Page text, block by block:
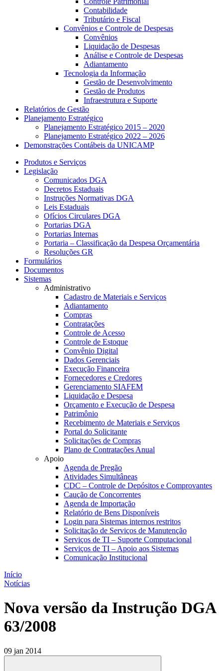
Contabilidade
Tributário e Fiscal
Convênios e Controle de Despesas
Convênios
Liquidação de Despesas
Análise e Controle de Despesas
Adiantamento
Tecnologia da Informação
Gestão de Desenvolvimento
Gestão de Produtos
Infraestrutura e Suporte
Relatórios de Gestão
Planejamento Estratégico
Planejamento Estratégico 2015 – 2020
Planejamento Estratégico 2022 – 2026
Demonstrações Contábeis da UNICAMP
Produtos e Serviços
Legislação
Comunicados DGA
Decretos Estaduais
Instruções Normativas DGA
Leis Estaduais
Ofícios Circulares DGA
Portarias DGA
Portarias Internas
Portaria – Classificação da Despesa Orçamentária
Resoluções GR
Formulários
Documentos
Sistemas
Administrativo
Cadastro de Materiais e Serviços
Adiantamento
Compras
Contratações
Controle de Acesso
Controle de Estoque
Convênio Digital
Dados Gerenciais
Execução Financeira
Fornecedores e Credores
Gerenciamento SIAFEM
Liquidação e Despesa
Orçamento e Execução de Despesa
Patrimônio
Recebimento de Materiais e Serviços
Portal do Solicitante
Solicitações de Compras
Plano de Contratações Anual
Apoio
Agenda de Pregão
Atividades Simultâneas
CDC – Controle de Depósitos e Comprovantes
Caução de Concorrentes
Agenda de Importação
Relatório de Bens Disponíveis
Login para Sistemas internos restritos
Solicitação de Serviços de Manutenção
Serviços de TI – Suporte Computacional
Serviços de TI – Apoio aos Sistemas
Comunicação Institucional
Início
Notícias
Nova versão da Instrução DGA
63/2008
09 jan 2014